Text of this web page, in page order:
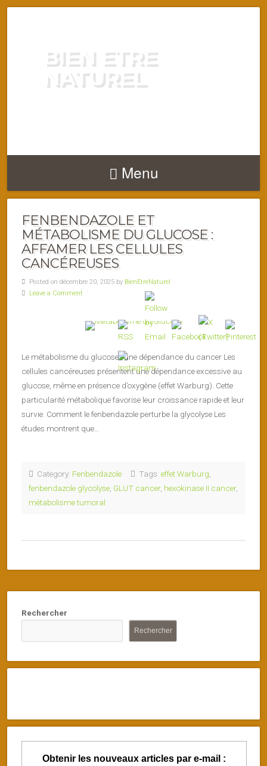
BIEN ETRE
NATUREL
Menu
FENBENDAZOLE ET
MÉTABOLISME DU GLUCOSE :
AFFAMER LES CELLULES
CANCÉREUSES
Posted on décembre 20, 2025 by BienEtreNaturel
Leave a Comment
Le métabolisme du glucose : une dépendance du cancer Les
cellules cancéreuses présentent une dépendance excessive au
glucose, même en présence d’oxygène (effet Warburg). Cette
particularité métabolique favorise leur croissance rapide et leur
survie. Comment le fenbendazole perturbe la glycolyse Les
études montrent que…
Category: Fenbendazole Tags: effet Warburg
fenbendazole glycolyse GLUT cancer, hexokinase II cancer,
métabolisme tumoral
Rechercher
Rechercher
Obtenir les nouveaux articles par e-mail :